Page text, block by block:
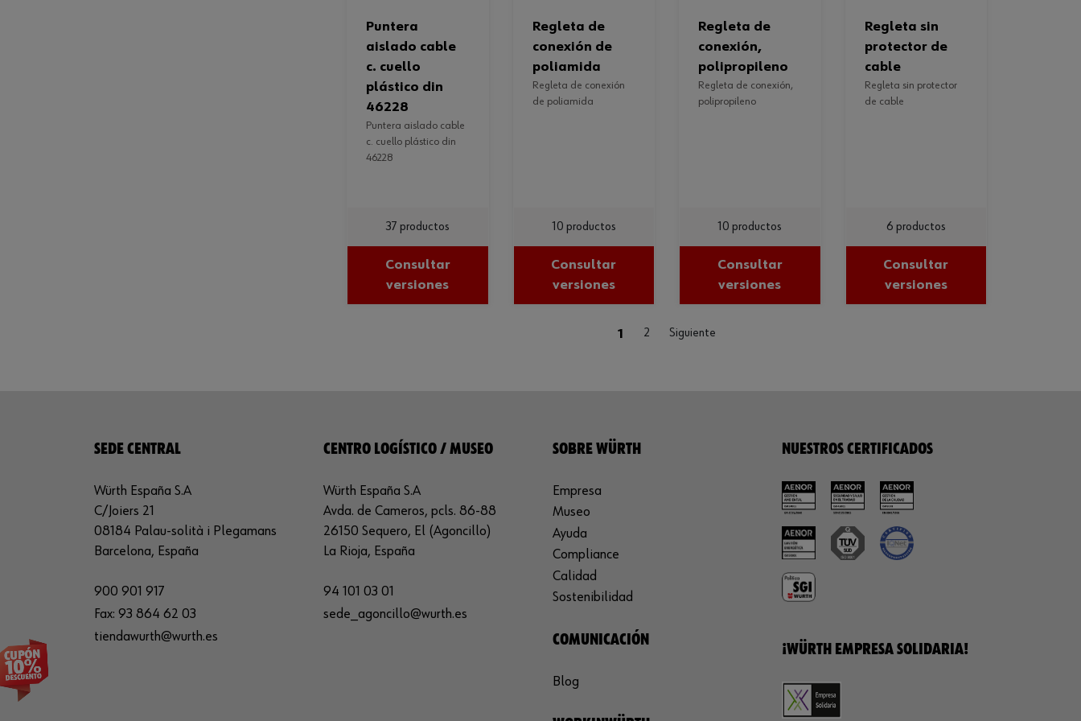
puntera
aislado cable
c. cuello
plástico din
46228
puntera aislado cable
c. cuello plástico din
46228
37 productos
Consultar
versiones
regleta de
conexión de
poliamida
regleta de conexión
de poliamida
10 productos
Consultar
versiones
regleta de
conexión,
polipropileno
regleta de conexión,
polipropileno
10 productos
Consultar
versiones
regleta sin
protector de
cable
regleta sin protector
de cable
6 productos
Consultar
versiones
1 (current)
2 Siguiente
SEDE CENTRAL
Würth España S.A
C/Joiers 21
08184 Palau-solità i Plegamans
Barcelona, España
900 901 917
Fax: 93 864 62 03
tiendawurth@wurth.es
CENTRO LOGÍSTICO / MUSEO
Würth España S.A
Avda. de Cameros, pcls. 86-88
26150 Sequero, El (Agoncillo)
La Rioja, España
94 101 03 01
sede_agoncillo@wurth.es
SOBRE WÜRTH
Empresa
Museo
Ayuda
Compliance
Calidad
Sostenibilidad
COMUNICACIÓN
Blog
NUESTROS CERTIFICADOS
¡WÜRTH EMPRESA SOLIDARIA!